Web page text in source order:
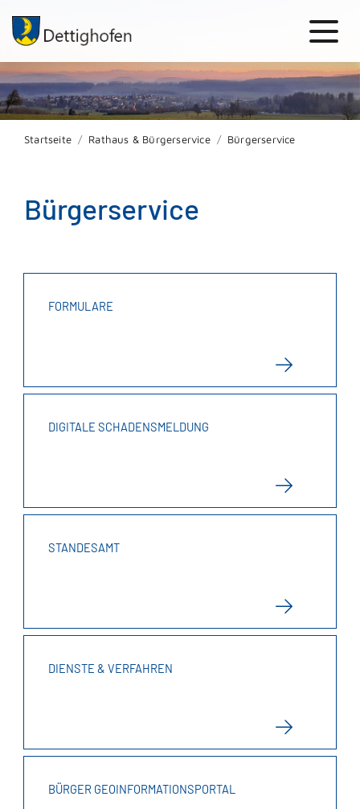
Startseite Rathaus & Bürgerservice Bürgerservice
Bürgerservice
FORMULARE
DIGITALE SCHADENSMELDUNG
STANDESAMT
DIENSTE & VERFAHREN
BÜRGER GEOINFORMATIONSPORTAL